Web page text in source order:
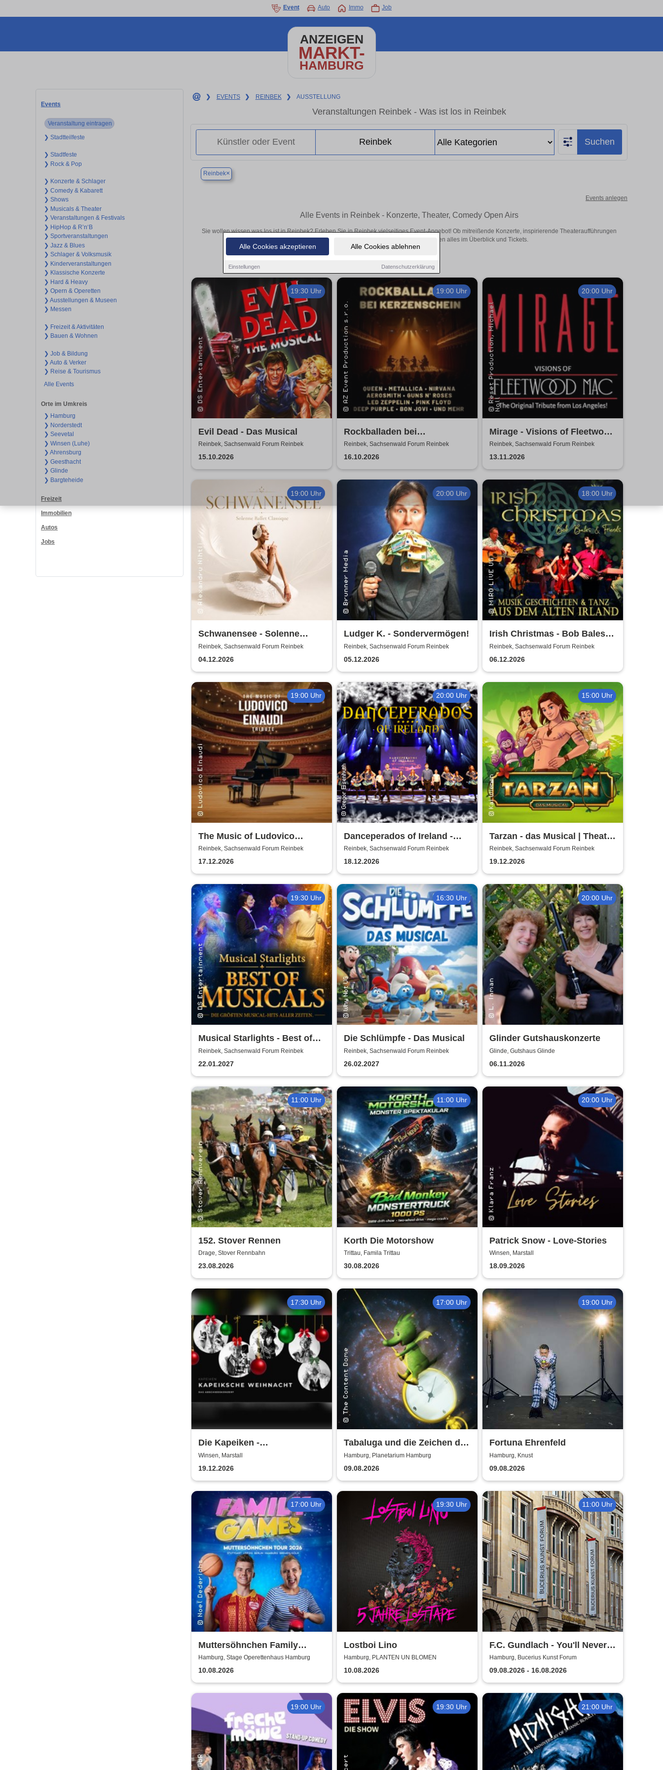
Alle Cookies akzeptieren Alle Cookies ablehnen
Einstellungen Datenschutzerklärung
Event Auto Immo Job
ANZEIGEN
MARKT-
HAMBURG
Events
Veranstaltung eintragen
❯ Stadtteilfeste
❯ Stadtfeste
❯ Rock & Pop
❯ Konzerte & Schlager
❯ Comedy & Kabarett
❯ Shows
❯ Musicals & Theater
❯ Veranstaltungen & Festivals
❯ HipHop & R’n‘B
❯ Sportveranstaltungen
❯ Jazz & Blues
❯ Schlager & Volksmusik
❯ Kinderveranstaltungen
❯ Klassische Konzerte
❯ Hard & Heavy
❯ Opern & Operetten
❯ Ausstellungen & Museen
❯ Messen
❯ Freizeit & Aktivitäten
❯ Bauen & Wohnen
❯ Job & Bildung
❯ Auto & Verker
❯ Reise & Tourismus
Alle Events
Orte im Umkreis
❯ Hamburg
❯ Norderstedt
❯ Seevetal
❯ Winsen (Luhe)
❯ Ahrensburg
❯ Geesthacht
❯ Glinde
❯ Bargteheide
Freizeit
Immobilien
Autos
Jobs
❯ EVENTS ❯ REINBEK ❯ AUSSTELLUNG
Veranstaltungen Reinbek - Was ist los in Reinbek
Suchen
Reinbek×
Events anlegen
Alle Events in Reinbek - Konzerte, Theater, Comedy Open Airs
Sie wollen wissen was los ist in Reinbek? Erleben Sie in Reinbek vielseitiges Event-Angebot! Ob mitreißende Konzerte, inspirierende Theateraufführungen
oder aufregende Veranstaltungen in Reinbek – hier finden alles im Überblick und Tickets.
19:30 Uhr
Evil Dead - Das Musical
Reinbek, Sachsenwald Forum Reinbek
15.10.2026
19:00 Uhr
Rockballaden bei
Kerzenschein
Reinbek, Sachsenwald Forum Reinbek
16.10.2026
20:00 Uhr
Mirage - Visions of Fleetwood
Mac
Reinbek, Sachsenwald Forum Reinbek
13.11.2026
19:00 Uhr
Schwanensee - Solenne
Ballet Classique
Reinbek, Sachsenwald Forum Reinbek
04.12.2026
20:00 Uhr
Ludger K. - Sondervermögen!
Reinbek, Sachsenwald Forum Reinbek
05.12.2026
18:00 Uhr
Irish Christmas - Bob Bales &
Friends
Reinbek, Sachsenwald Forum Reinbek
06.12.2026
19:00 Uhr
The Music of Ludovico
Einaudi: Tribute-
Klavierkonzert - Ludovico
Einaudi Tribute bei
Kerzenschein
Reinbek, Sachsenwald Forum Reinbek
17.12.2026
20:00 Uhr
Danceperados of Ireland -
Spirit of Irish Christmas
Reinbek, Sachsenwald Forum Reinbek
18.12.2026
15:00 Uhr
Tarzan - das Musical | Theater
Liberi
Reinbek, Sachsenwald Forum Reinbek
19.12.2026
19:30 Uhr
Musical Starlights - Best of
Musicals
Reinbek, Sachsenwald Forum Reinbek
22.01.2027
16:30 Uhr
Die Schlümpfe - Das Musical
Reinbek, Sachsenwald Forum Reinbek
26.02.2027
20:00 Uhr
Glinder Gutshauskonzerte
Glinde, Gutshaus Glinde
06.11.2026
11:00 Uhr
152. Stover Rennen
Drage, Stover Rennbahn
23.08.2026
11:00 Uhr
Korth Die Motorshow
Trittau, Famila Trittau
30.08.2026
20:00 Uhr
Patrick Snow - Love-Stories
Winsen, Marstall
18.09.2026
17:30 Uhr
Die Kapeiken -
Abschiedskonzert
Winsen, Marstall
19.12.2026
17:00 Uhr
Tabaluga und die Zeichen der
Zeit - Planetarium Hamburg
Hamburg, Planetarium Hamburg
09.08.2026
19:00 Uhr
Fortuna Ehrenfeld
Hamburg, Knust
09.08.2026
17:00 Uhr
Muttersöhnchen Family
Games 2026
Hamburg, Stage Operettenhaus Hamburg
10.08.2026
19:30 Uhr
Lostboi Lino
Hamburg, PLANTEN UN BLOMEN
10.08.2026
11:00 Uhr
F.C. Gundlach - You'll Never
Watch Alone
Hamburg, Bucerius Kunst Forum
09.08.2026 - 16.08.2026
19:00 Uhr 19:30 Uhr 21:00 Uhr